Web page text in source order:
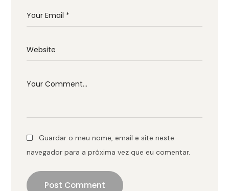
Guardar o meu nome, email e site neste
navegador para a próxima vez que eu comentar.
Post Comment